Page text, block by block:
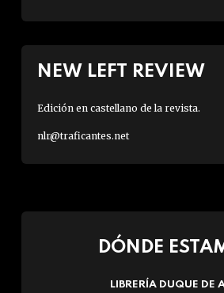
NEW LEFT REVIEW
Edición en castellano de la revista.
nlr@traficantes.net
DÓNDE
LIBRERÍA DUQUE DE